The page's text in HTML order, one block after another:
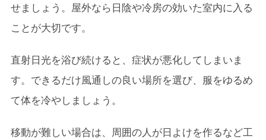
せましょう。屋外なら日陰や冷房の効いた室内に入る
ことが大切です。
直射日光を浴び続けると、症状が悪化してしまいま
す。できるだけ風通しの良い場所を選び、服をゆるめ
て体を冷やしましょう。
移動が難しい場合は、周囲の人が日よけを作るなど工